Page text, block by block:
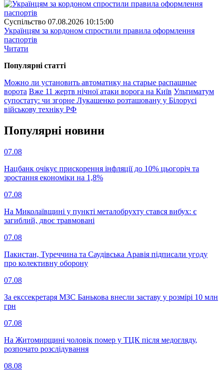
Суспiльство 07.08.2026 10:15:00
Українцям за кордоном спростили правила оформлення
паспортів
Читати
Популярнi статтi
Можно ли установить автоматику на старые распашные
ворота Вже 11 жертв нічної атаки ворога на Київ Ультиматум
супостату: чи згорне Лукашенко розташовану у Білорусі
військову техніку РФ
Популярнi новини
07.08
Нацбанк очікує прискорення інфляції до 10% цьогоріч та
зростання економіки на 1,8%
07.08
На Миколаївщині у пункті металобрухту стався вибух: є
загиблий, двоє травмовані
07.08
Пакистан, Туреччина та Саудівська Аравія підписали угоду
про колективну оборону
07.08
За екссекретаря МЗС Банькова внесли заставу у розмірі 10 млн
грн
07.08
На Житомирщині чоловік помер у ТЦК після медогляду,
розпочато розслідування
08.08